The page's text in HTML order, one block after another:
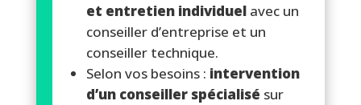
et entretien individuel avec un
conseiller d’entreprise et un
conseiller technique.
Selon vos besoins : intervention
d’un conseiller spécialisé sur